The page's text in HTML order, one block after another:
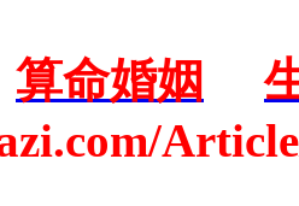
算命婚姻